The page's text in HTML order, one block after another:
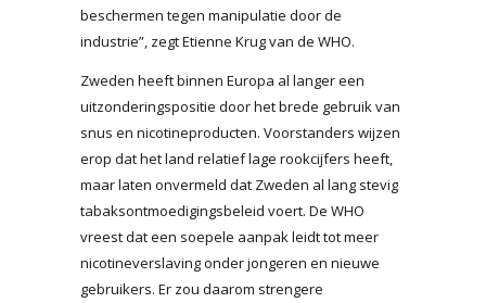
beschermen tegen manipulatie door de
industrie”, zegt Etienne Krug van de WHO.
Zweden heeft binnen Europa al langer een
uitzonderingspositie door het brede gebruik van
snus en nicotineproducten. Voorstanders wijzen
erop dat het land relatief lage rookcijfers heeft,
maar laten onvermeld dat Zweden al lang stevig
tabaksontmoedigingsbeleid voert. De WHO
vreest dat een soepele aanpak leidt tot meer
nicotineverslaving onder jongeren en nieuwe
gebruikers. Er zou daarom strengere